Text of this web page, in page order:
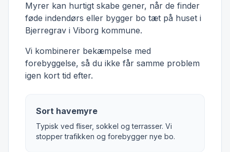
Myrer kan hurtigt skabe gener, når de finder
føde indendørs eller bygger bo tæt på huset i
Bjerregrav i Viborg kommune.
Vi kombinerer bekæmpelse med
forebyggelse, så du ikke får samme problem
igen kort tid efter.
Sort havemyre
Typisk ved fliser, sokkel og terrasser. Vi
stopper trafikken og forebygger nye bo.